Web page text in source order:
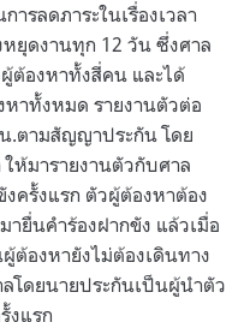
รลดภาระในเรื่องเวลา
หยุดงานทุก 12 วัน ซึ่งศาล
ต้องหาทั้งสี่คน และได้
าทั้งหมด รายงานตัวต่อ
.ตามสัญญาประกัน โดย
ห้มารายงานตัวกับศาล
ครั้งแรก ตัวผู้ต้องหาต้อง
ยื่นคำร้องฝากขัง แล้วเมื่อ
ต้องหายังไม่ต้องเดินทาง
โดยนายประกันเป็นผู้นำตัว
งแรก